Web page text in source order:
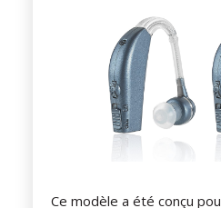
Ce modèle a été conçu